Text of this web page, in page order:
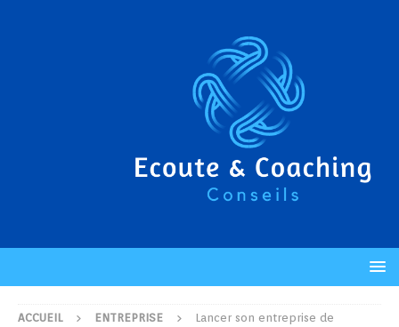
ACCUEIL ENTREPRISE
Lancer son entreprise de